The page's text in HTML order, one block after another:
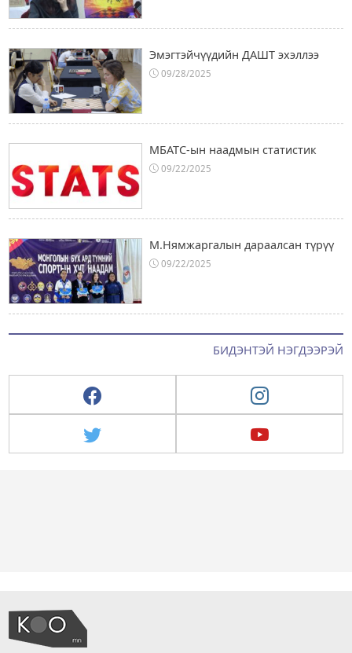
Эмэгтэйчүүдийн ДАШТ эхэллээ
09/28/2025
МБАТС-ын наадмын статистик
09/22/2025
М.Нямжаргалын дараалсан түрүү
09/22/2025
БИДЭНТЭЙ НЭГДЭЭРЭЙ